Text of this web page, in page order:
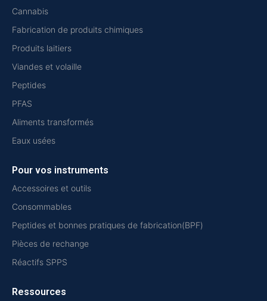
Cannabis
Fabrication de produits chimiques
Produits laitiers
Viandes et volaille
Peptides
PFAS
Aliments transformés
Eaux usées
Pour vos instruments
Accessoires et outils
Consommables
Peptides et bonnes pratiques de fabrication(BPF)
Pièces de rechange
Réactifs SPPS
Ressources